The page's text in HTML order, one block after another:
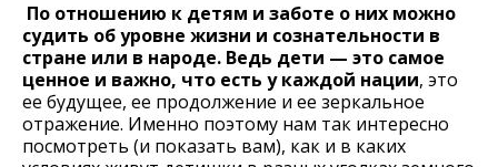
По отношению к детям и заботе о них можно
судить об уровне жизни и сознательности в
стране или в народе. Ведь дети — это самое
ценное и важно, что есть у каждой нации, это
ее будущее, ее продолжение и ее зеркальное
отражение. Именно поэтому нам так интересно
посмотреть (и показать вам), как и в каких